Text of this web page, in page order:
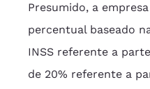
Presumido, a
percentual baseado
INSS referente a
de 20% referente a